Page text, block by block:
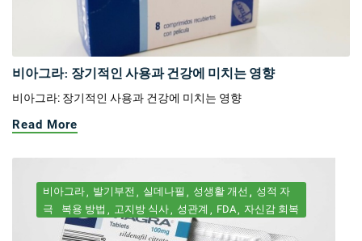
비아그라: 장기적인 사용과 건강에 미치는 영향
비아그라: 장기적인 사용과 건강에 미치는 영향
Read More
비아그라 발기부전 실데나필 성생활 개선
성적 자
극
복용 방법 고지방 식사 성관계 FDA 자신감 회복